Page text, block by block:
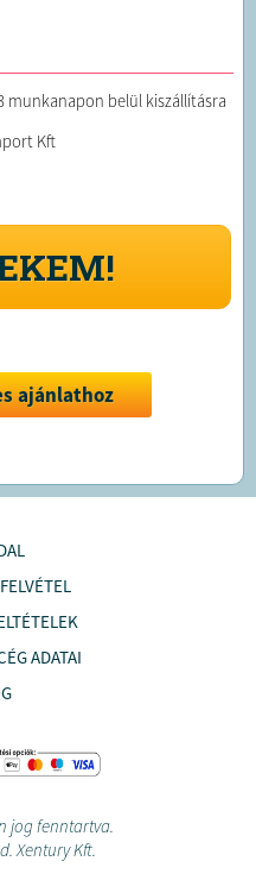
belül kiszállításra
Kft
ajánlathoz
ADATAI
jog fenntartva.
Xentury Kft.